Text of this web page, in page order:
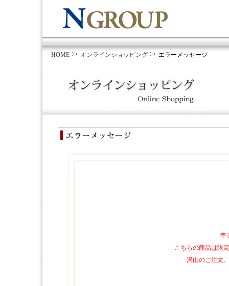
HOME オンラインショッピング エラーメッセージ
申
こちらの商品は限
沢山のご注文